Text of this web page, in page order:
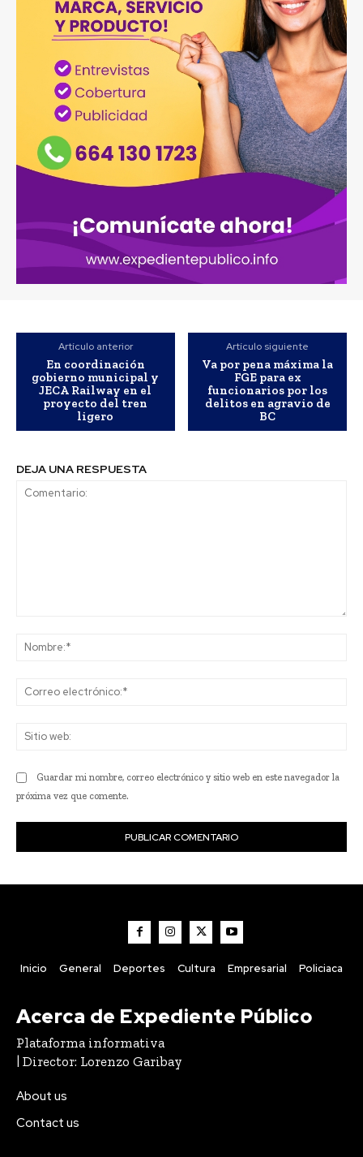
Artículo anterior
En coordinación
gobierno municipal y
JECA Railway en el
proyecto del tren
ligero
Artículo siguiente
Va por pena máxima la
FGE para ex
funcionarios por los
delitos en agravio de
BC
DEJA UNA RESPUESTA
Guardar mi nombre, correo electrónico y sitio web en este navegador la
próxima vez que comente.
Inicio General Deportes Cultura Empresarial Policiaca
Acerca de Expediente Público
Plataforma informativa
| Director: Lorenzo Garibay
About us
Contact us